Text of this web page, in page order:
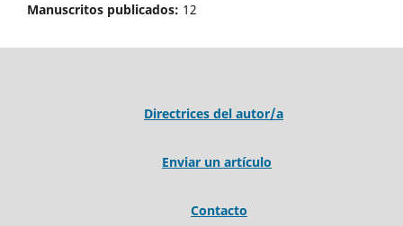
Manuscritos publicados: 12
Directrices del autor/a
Enviar un artículo
Contacto